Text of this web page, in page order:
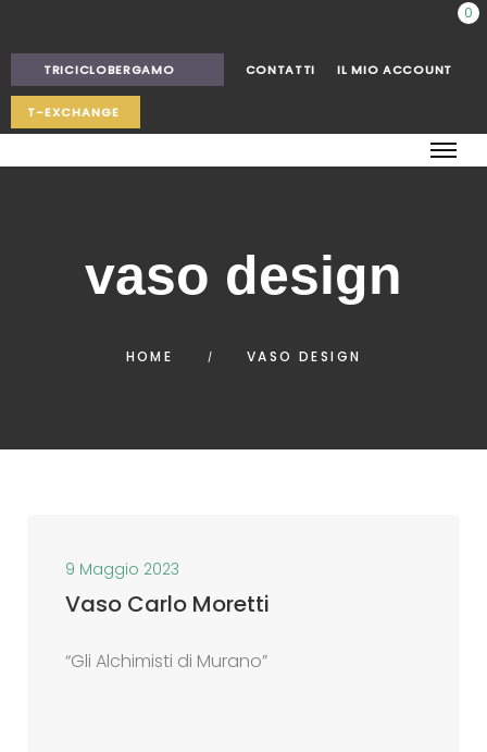
0
TRICICLOBERGAMO CONTATTI IL MIO ACCOUNT
T-EXCHANGE
vaso design
HOME VASO DESIGN
9 Maggio 2023
Vaso Carlo Moretti
“Gli Alchimisti di Murano”